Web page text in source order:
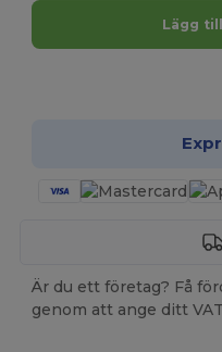
Lägg
Är du ett företag? Få
genom att ange ditt